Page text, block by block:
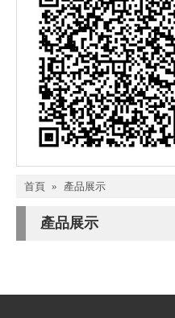
首頁 » 產品展示
產品展示